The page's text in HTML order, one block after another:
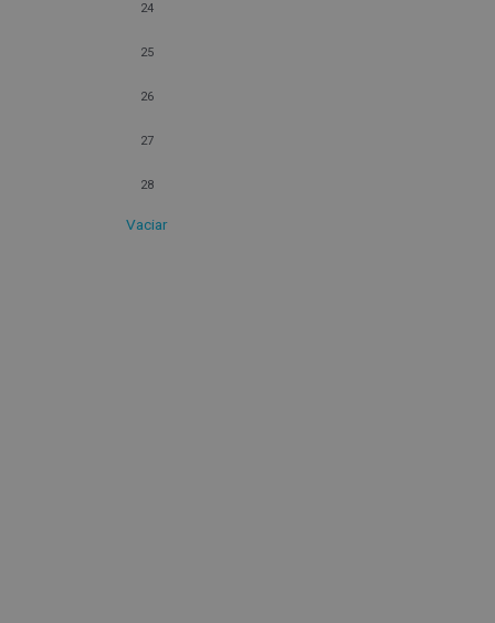
24
25
26
27
28
Vaciar